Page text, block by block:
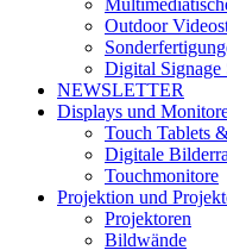
Outdoor
Digital Signage
NEWSLETTER
Displays und
Touch Tablets
Digitale
Touchmonitore
Projektion und
Projektoren
Bildwände